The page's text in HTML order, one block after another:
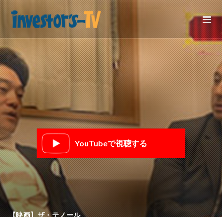
YouTubeで視聴する
【映画】ザ・テノール